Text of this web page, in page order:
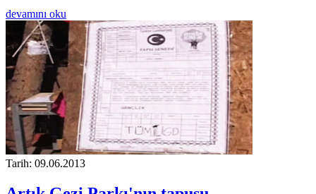
devamını oku
Tarih: 09.06.2013